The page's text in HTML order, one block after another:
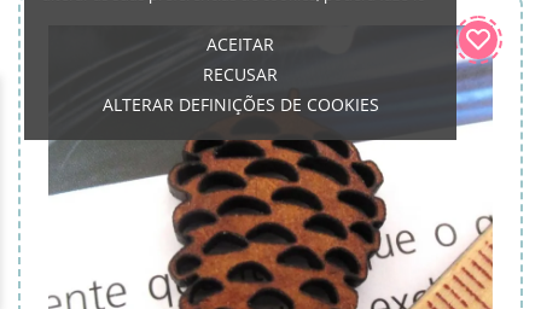
ACEITAR
RECUSAR
ALTERAR DEFINIÇÕES DE COOKIES